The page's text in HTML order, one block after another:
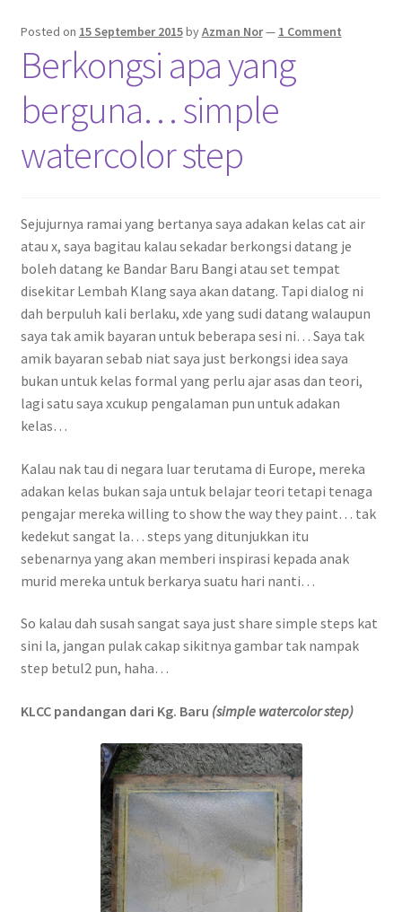
Posted on 15 September 2015byAzman Nor— 1 Comment
Berkongsi apa yang
berguna… simple
watercolor step
Sejujurnya ramai yang bertanya saya adakan kelas cat air
atau x, saya bagitau kalau sekadar berkongsi datang je
boleh datang ke Bandar Baru Bangi atau set tempat
disekitar Lembah Klang saya akan datang. Tapi dialog ni
dah berpuluh kali berlaku, xde yang sudi datang walaupun
saya tak amik bayaran untuk beberapa sesi ni… Saya tak
amik bayaran sebab niat saya just berkongsi idea saya
bukan untuk kelas formal yang perlu ajar asas dan teori,
lagi satu saya xcukup pengalaman pun untuk adakan
kelas…
Kalau nak tau di negara luar terutama di Europe, mereka
adakan kelas bukan saja untuk belajar teori tetapi tenaga
pengajar mereka willing to show the way they paint… tak
kedekut sangat la… steps yang ditunjukkan itu
sebenarnya yang akan memberi inspirasi kepada anak
murid mereka untuk berkarya suatu hari nanti…
So kalau dah susah sangat saya just share simple steps kat
sini la, jangan pulak cakap sikitnya gambar tak nampak
step betul2 pun, haha…
KLCC pandangan dari Kg. Baru (simple watercolor step)